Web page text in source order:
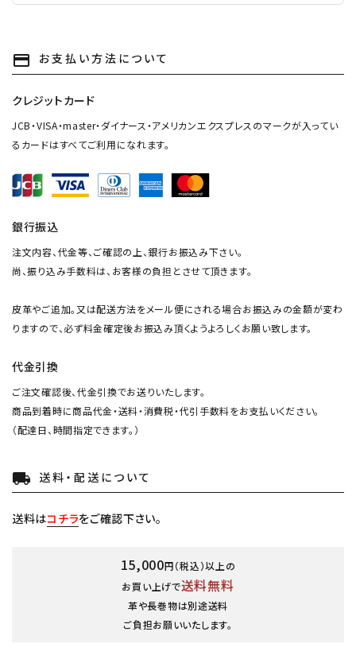
payment お支払い方法について
クレジットカード
JCB・VISA・master・ダイナース・アメリカンエクスプレスのマークが入ってい
るカードはすべてご利用になれます。
銀行振込
注文内容、代金等、ご確認の上、銀行お振込み下さい。
尚、振り込み手数料は、お客様の負担とさせて頂きます。
皮革やご追加。又は配送方法をメール便にされる場合お振込みの金額が変わ
りますので、必ず料金確定後お振込み頂くようよろしくお願い致します。
代金引換
ご注文確認後、代金引換でお送りいたします。
商品到着時に商品代金・送料・消費税・代引手数料をお支払いください。
（配達日、時間指定できます。）
local_shipping 送料・配送について
送料はコチラをご確認下さい。
15,000円（税込）以上の
お買い上げで送料無料
革や長巻物は別途送料
ご負担お願いいたします。